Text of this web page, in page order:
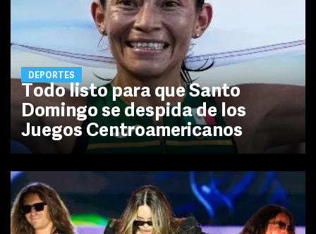
DEPORTES
Todo listo para que Santo
Domingo se despida de los
Juegos Centroamericanos